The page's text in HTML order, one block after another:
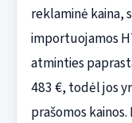
reklaminė kaina,
importuojamos
atminties
483 €, todėl jos
prašomos